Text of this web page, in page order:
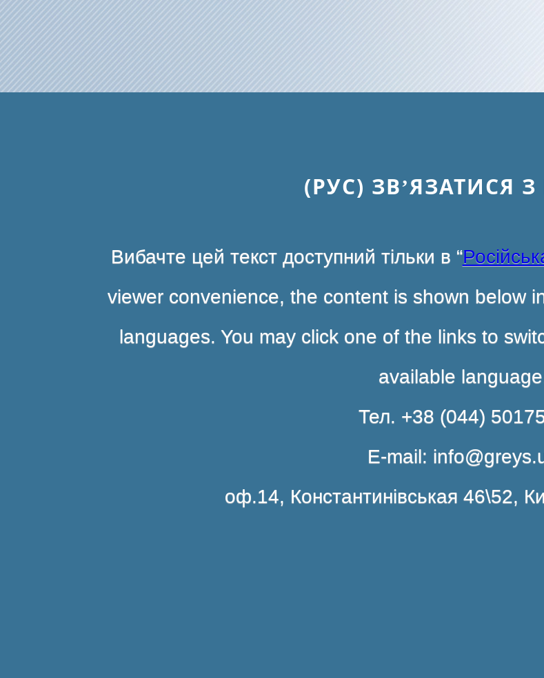
(РУС) ЗВ’ЯЗАТИСЯ
Вибачте цей текст доступний тільки в “
viewer convenience, the content is shown below
languages. You may click one of the links to
available
Тел. +38 (044)
E-mail:
оф.14, Константинівськая 46\52,